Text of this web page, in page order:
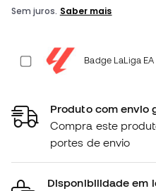
Badge LaLiga
Produto com envio
Compra este
portes de envio
Disponibilidade em